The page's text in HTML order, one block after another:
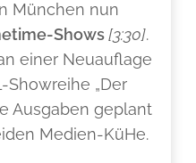
München nun
Shows[3:30].
einer Neuauflage
Showreihe „Der
Ausgaben geplant
Medien-KüHe.